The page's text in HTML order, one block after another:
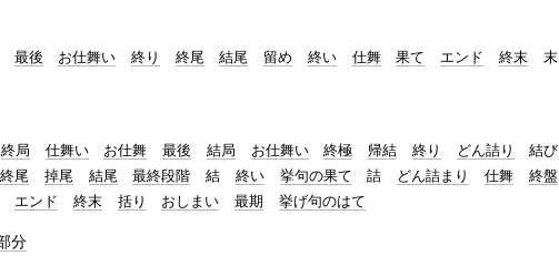
最後 お仕舞い 終り 終尾 結尾 留め 終い 仕舞 果て エンド 終末
末
終局 仕舞い お仕舞 最後 結局 お仕舞い 終極 帰結 終り どん詰り
結び
終尾 掉尾 結尾 最終段階 結 終い 挙句の果て 詰 どん詰まり 仕舞
終盤
エンド 終末 括り おしまい 最期 挙げ句のはて
分